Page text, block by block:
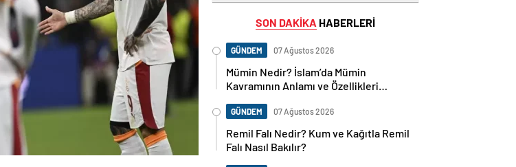
SON DAKİKA HABERLERİ
GÜNDEM 07 Ağustos 2026
Mümin Nedir? İslam’da Mümin
Kavramının Anlamı ve Özellikleri
GÜNDEM 07 Ağustos 2026
Remil Falı Nedir? Kum ve Kağıtla Remil
Falı Nasıl Bakılır?